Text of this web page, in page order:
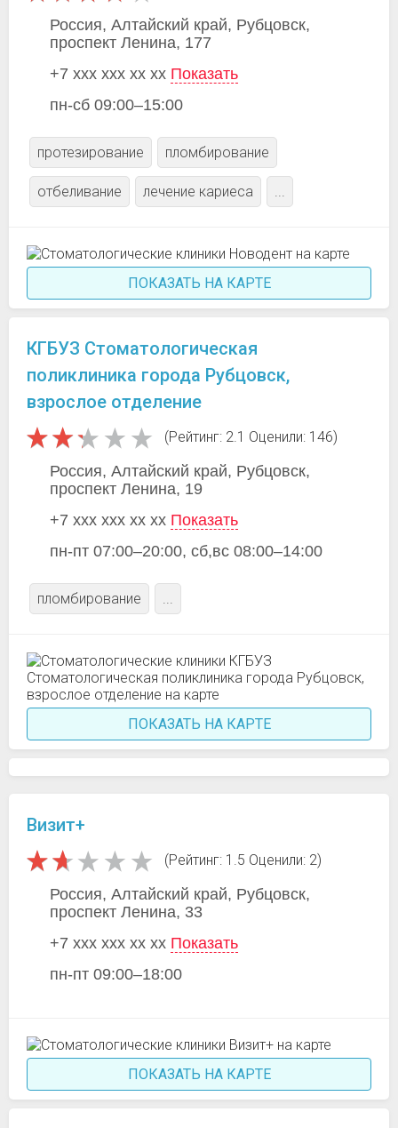
Россия, Алтайский край, Рубцовск,
проспект Ленина, 177
+7 xxx xxx xx xx Показать
пн-сб 09:00–15:00
протезирование пломбирование
отбеливание лечение кариеса ...
ПОКАЗАТЬ НА КАРТЕ
КГБУЗ Стоматологическая
поликлиника города Рубцовск,
взрослое отделение
(Рейтинг: 2.1 Оценили: 146)
Россия, Алтайский край, Рубцовск,
проспект Ленина, 19
+7 xxx xxx xx xx Показать
пн-пт 07:00–20:00, сб,вс 08:00–14:00
пломбирование ...
ПОКАЗАТЬ НА КАРТЕ
Визит+
(Рейтинг: 1.5 Оценили: 2)
Россия, Алтайский край, Рубцовск,
проспект Ленина, 33
+7 xxx xxx xx xx Показать
пн-пт 09:00–18:00
ПОКАЗАТЬ НА КАРТЕ